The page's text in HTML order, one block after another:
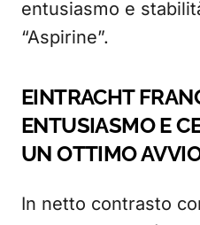
entusiasmo e
“Aspirine”.
EINTRACHT
ENTUSIASMO E
UN OTTIMO
In netto contrasto